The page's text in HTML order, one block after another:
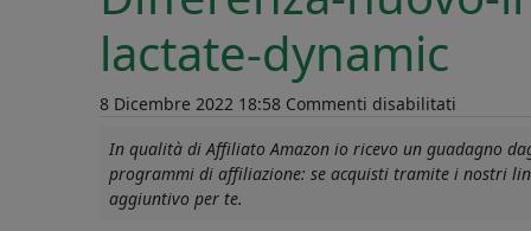
lactate-dynamic
8 Dicembre 2022 18:58 Commenti disabilitati
nuovo-
interval-
In qualità di Affiliato Amazon io ricevo un guadagno
programmi di affiliazione: se acquisti tramite i nostri
aggiuntivo per te.